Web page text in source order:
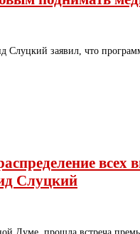
заявил, что
всех
Слуцкий